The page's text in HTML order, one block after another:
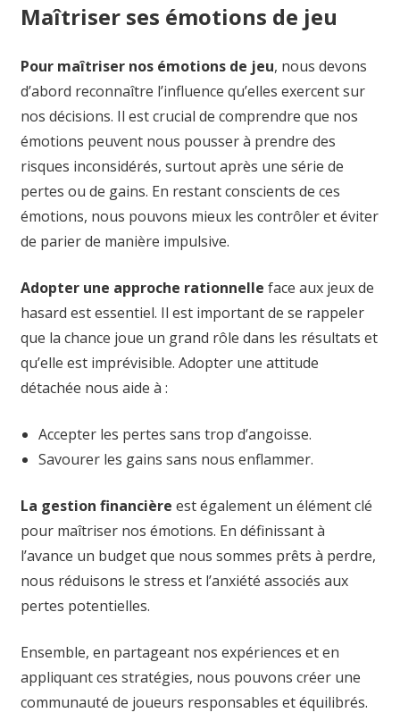
Maîtriser ses émotions de jeu
Pour maîtriser nos émotions de jeu, nous devons
d’abord reconnaître l’influence qu’elles exercent sur
nos décisions. Il est crucial de comprendre que nos
émotions peuvent nous pousser à prendre des
risques inconsidérés, surtout après une série de
pertes ou de gains. En restant conscients de ces
émotions, nous pouvons mieux les contrôler et éviter
de parier de manière impulsive.
Adopter une approche rationnelle face aux jeux de
hasard est essentiel. Il est important de se rappeler
que la chance joue un grand rôle dans les résultats et
qu’elle est imprévisible. Adopter une attitude
détachée nous aide à :
Accepter les pertes sans trop d’angoisse.
Savourer les gains sans nous enflammer.
La gestion financière est également un élément clé
pour maîtriser nos émotions. En définissant à
l’avance un budget que nous sommes prêts à perdre,
nous réduisons le stress et l’anxiété associés aux
pertes potentielles.
Ensemble, en partageant nos expériences et en
appliquant ces stratégies, nous pouvons créer une
communauté de joueurs responsables et équilibrés.